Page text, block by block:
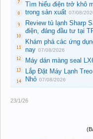
Tìm hiểu điện trở khô
trong sản xuất 07/08/
Review tủ lạnh Sharp
điện, đáng đầu tư tại
Khám phá các ứng
nay 07/08/2026
Máy dán màng seal
Lắp Đặt Máy Lạnh
Nhỏ 07/08/2026
23/1/26